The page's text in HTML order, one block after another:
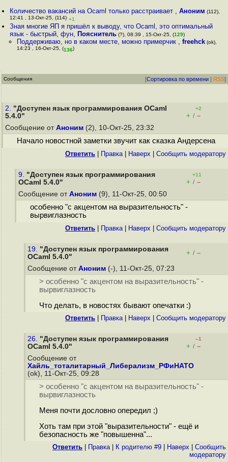
Количество вакансий на Ocaml только расстраивает ,Аноним (112),
12:41 , 13-Окт-25, (114) +1
Зная многие ЯП я пришёл к выводу, что Ocaml, это оптимальный
язык - быстрый, фун, Пояснитель (?), 08:39 , 15-Окт-25, (129)
Поддерживаю, но в каком месте, можно примерчик , freehck(ok),
14:23 , 16-Окт-25, (136)
Сообщения [Сортировка по времени | RSS]
2. "Доступен язык программирования OCaml
5.4.0"
+2
+ / –
Сообщение от Аноним (2), 10-Окт-25, 23:32
Начало новостной заметки звучит как сказка Андерсена
Ответить Правка| Наверх Cообщить модератору
9. "Доступен язык программирования
OCaml 5.4.0"
+11
+ / –
Сообщение от Аноним (9), 11-Окт-25, 00:50
особенно "с акцентом на выразительность" -
вырвиглазность
Ответить Правка| Наверх Cообщить модератору
19. "Доступен язык программирования
OCaml 5.4.0"
+ / –
Сообщение от Аноним (-), 11-Окт-25, 07:23
> особенно "с акцентом на выразительность" -
вырвиглазность
Что делать, в новостях бывают опечатки :)
Ответить Правка| Наверх Cообщить модератору
26. "Доступен язык программирования
OCaml 5.4.0"
–1
+ / –
Сообщение от
Хайль_тоталитарный_Либерализм_РФиНАТО
(ok), 11-Окт-25, 09:28
> особенно "с акцентом на выразительность" -
вырвиглазность
Меня почти дословно опередил ;)
Хоть там при этой "выразительности" - ещё и
безопасность же "повышенна"...
Ответить Правка| К родителю #9 Наверх
Cообщить
модератору